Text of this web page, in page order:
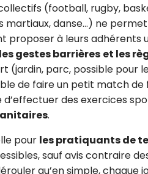
(football, rugby,
danse…) ne
proposer à leurs adhérents
gestes barrières et les
(jardin, parc, possible pour
de faire un petit match de
d’effectuer des exercices
.
pour les pratiquants de
sauf avis contraire
qu’en simple, chaque